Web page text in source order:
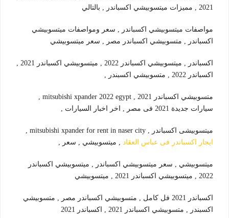
2021 , مميزات ميتسوبيشي اكسباندر , بالتالي
مواصفات ميتسوبيشي اكسباندر , سعر ومواصفات ميتسوبيشي
اكسباندر , متسوبيشي اكسباندر مصر , سعر ميتسوبيشي
اكسباندر 2022 , متسوبيشي اكسبندر ,
سيارات جديدة 2021 فى مصر , اخر اخبار السيارات ,
ميتسوبيشى اكسباندر , mitsubishi xpander for rent in naser city ,
ايجار اكسباندر فى عباس العقاد
, ميتسوبيشي , سعر ,
ميتسوبيشي , سعر ميتسوبيشي اكسباندر , ميتسوبيشي اكسباندر
2022 , ميتسوبيشي اكسباندر 2021 , ميتسوبيشي
اكسباندر 2021 فل كامل , متسوبيشي اكسباندر مصر , متسوبيشي
اكسبندر , متسوبيشي اكسباندر 2021 , اكسباندر 2021